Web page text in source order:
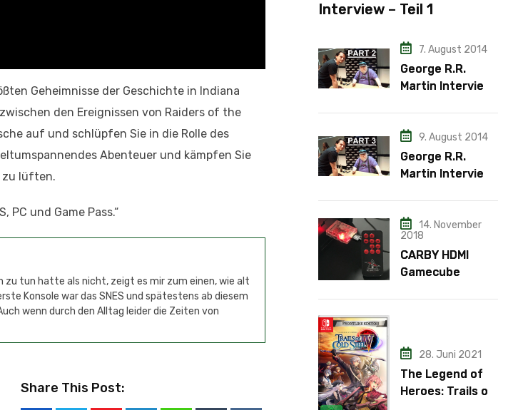
Geheimnisse der Geschichte in Indiana
den Ereignissen von Raiders of the
auf und schlüpfen Sie in die Rolle des
Abenteuer und kämpfen Sie
zu lüften.
PC und Game Pass.“
zu tun hatte als nicht, zeigt es mir zum einen, wie alt
Konsole war das SNES und spätestens ab diesem
wenn durch den Alltag leider die Zeiten von
Share This Post:
Interview – Teil 1
7. August 2014
George R.R.
Martin Interview
9. August 2014
George R.R.
Martin Interview
14. November
2018
CARBY HDMI
Gamecube
28. Juni 2021
The Legend of
Heroes: Trails of